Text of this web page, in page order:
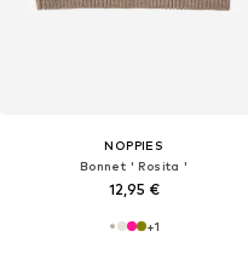
NOPPIES
Bonnet ' Rosita '
12,95 €
+1